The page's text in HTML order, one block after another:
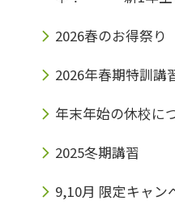
2026春のお得祭り
2026年春期特訓講
年末年始の休校に
2025冬期講習
9,10月 限定キャン